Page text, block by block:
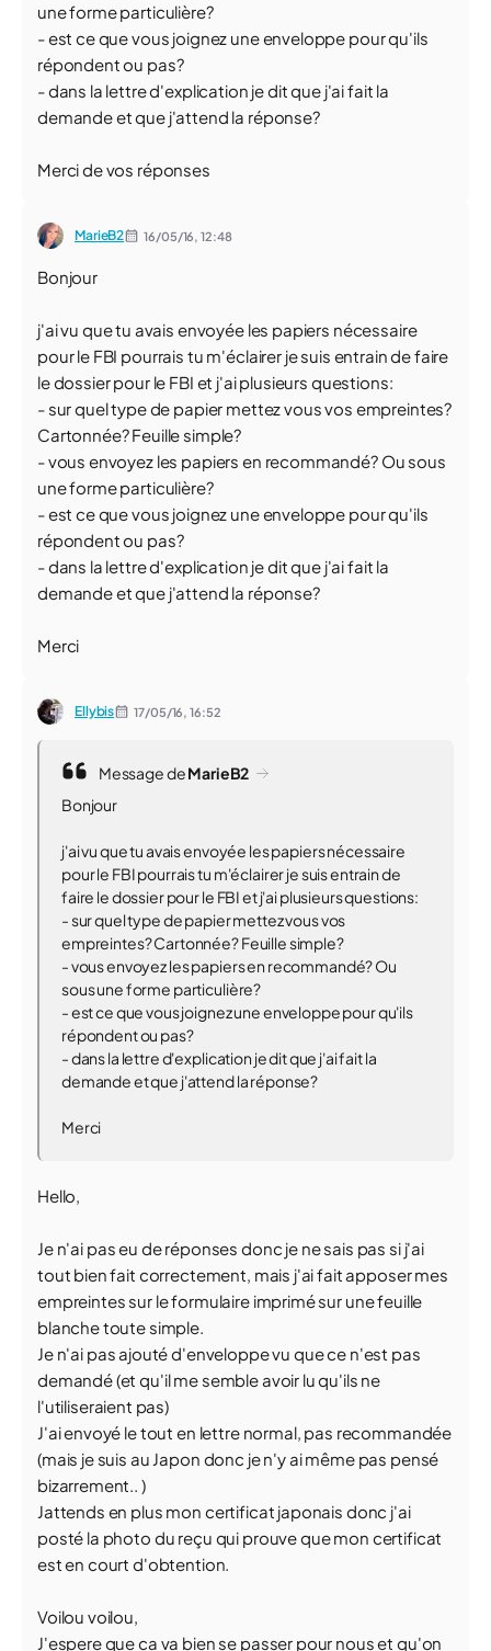
une forme particulière?
- est ce que vous joignez une enveloppe pour qu'ils
répondent ou pas?
- dans la lettre d'explication je dit que j'ai fait la
demande et que j'attend la réponse?
Merci de vos réponses
MarieB2 16/05/16,12:48
Bonjour
j'ai vu que tu avais envoyée les papiers nécessaire
pour le FBI pourrais tu m'éclairer je suis entrain de faire
le dossier pour le FBI et j'ai plusieurs questions:
- sur quel type de papier mettez vous vos empreintes?
Cartonnée? Feuille simple?
- vous envoyez les papiers en recommandé? Ou sous
une forme particulière?
- est ce que vous joignez une enveloppe pour qu'ils
répondent ou pas?
- dans la lettre d'explication je dit que j'ai fait la
demande et que j'attend la réponse?
Merci
Ellybis 17/05/16,16:52
Message deMarieB2
Bonjour
j'ai vu que tu avais envoyée les papiers nécessaire
pour le FBI pourrais tu m'éclairer je suis entrain de
faire le dossier pour le FBI et j'ai plusieurs questions:
- sur quel type de papier mettez vous vos
empreintes? Cartonnée? Feuille simple?
- vous envoyez les papiers en recommandé? Ou
sous une forme particulière?
- est ce que vous joignez une enveloppe pour qu'ils
répondent ou pas?
- dans la lettre d'explication je dit que j'ai fait la
demande et que j'attend la réponse?
Merci
Hello,
Je n'ai pas eu de réponses donc je ne sais pas si j'ai
tout bien fait correctement, mais j'ai fait apposer mes
empreintes sur le formulaire imprimé sur une feuille
blanche toute simple.
Je n'ai pas ajouté d'enveloppe vu que ce n'est pas
demandé (et qu'il me semble avoir lu qu'ils ne
l'utiliseraient pas)
J'ai envoyé le tout en lettre normal, pas recommandée
(mais je suis au Japon donc je n'y ai même pas pensé
bizarrement.. )
Jattends en plus mon certificat japonais donc j'ai
posté la photo du reçu qui prouve que mon certificat
est en court d'obtention.
Voilou voilou,
J'espere que ca va bien se passer pour nous et qu'on